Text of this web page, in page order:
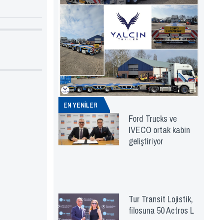
EN YENİLER
Ford Trucks ve
IVECO ortak kabin
geliştiriyor
Tur Transit Lojistik,
filosuna 50 Actros L